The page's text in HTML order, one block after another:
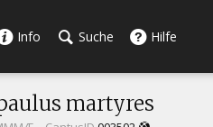
Info Suche Hilfe
martyres